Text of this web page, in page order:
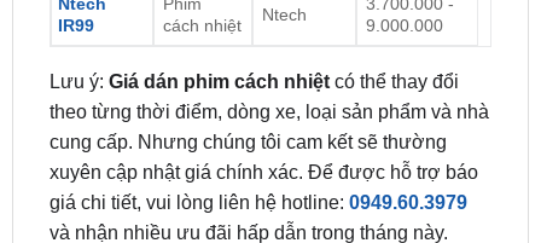
Llumar
Phim
6.000.000 -
Ntech
IR99
Phim
cách nhiệt
Ntech
3.700.000 -
9.000.000
Lưu ý:Giá dán phim cách nhiệtcó thể thay đổi
theo từng thời điểm, dòng xe, loại sản phẩm và nhà
cung cấp. Nhưng chúng tôi cam kết sẽ thường